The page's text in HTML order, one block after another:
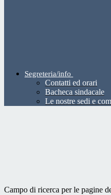
Segreteria/info
Contatti ed orari
Bacheca sindacale
Le nostre sedi e
Campo di ricerca per le pagine